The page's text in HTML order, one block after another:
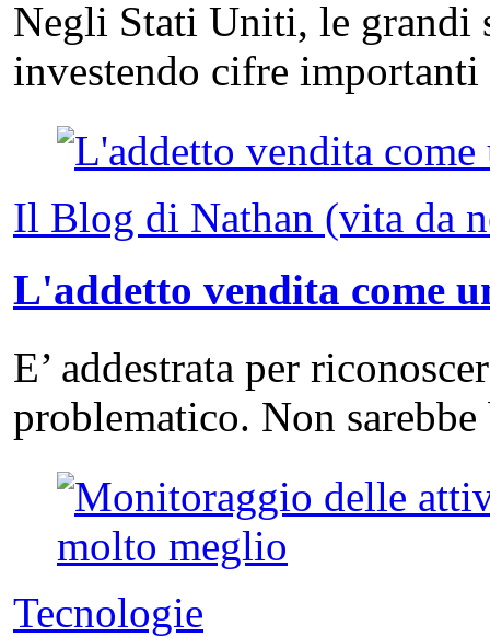
Negli Stati Uniti, le grandi
investendo cifre
Il Blog di Nathan (vita da
L'addetto vendita come
E’ addestrata per
problematico. Non
Tecnologie